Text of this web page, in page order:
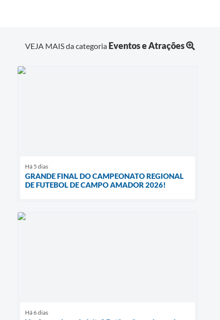
VEJA MAIS da categoria Eventos e Atrações
Há 5 dias
GRANDE FINAL DO CAMPEONATO REGIONAL
DE FUTEBOL DE CAMPO AMADOR 2026!
Há 6 dias